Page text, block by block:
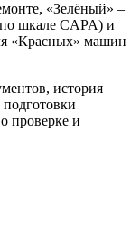
«Зелёный» –
по шкале CAPA) и
«Красных» машин
история
проверке и